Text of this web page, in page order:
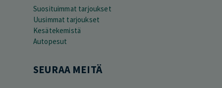
Suosituimmat tarjoukset
Uusimmat tarjoukset
Kesätekemistä
Autopesut
SEURAA MEITÄ